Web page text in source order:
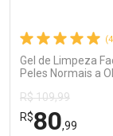
Comprar sem
Por R$ 71,99/
Comprar sem
Por R$ 71,99/
Gel de Limpeza
Peles Normais a
R$ 109,99
R$80,99